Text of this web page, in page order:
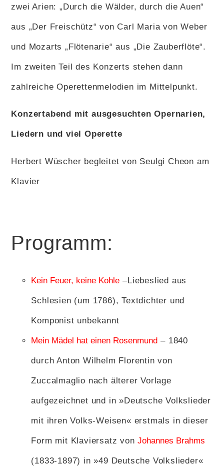
zwei Arien: „Durch die Wälder, durch die Auen“
aus „Der Freischütz“ von Carl Maria von Weber
und Mozarts „Flötenarie“ aus „Die Zauberflöte“.
Im zweiten Teil des Konzerts stehen dann
zahlreiche Operettenmelodien im Mittelpunkt.
Konzertabend mit ausgesuchten Opernarien,
Liedern und viel Operette
Herbert Wüscher begleitet von Seulgi Cheon am
Klavier
Programm:
Kein Feuer, keine Kohle –Liebeslied aus
Schlesien (um 1786), Textdichter und
Komponist unbekannt
Mein Mädel hat einen Rosenmund – 1840
durch Anton Wilhelm Florentin von
Zuccalmaglio nach älterer Vorlage
aufgezeichnet und in »Deutsche Volkslieder
mit ihren Volks-Weisen« erstmals in dieser
Form mit Klaviersatz vonJohannes Brahms
(1833-1897) in »49 Deutsche Volkslieder«